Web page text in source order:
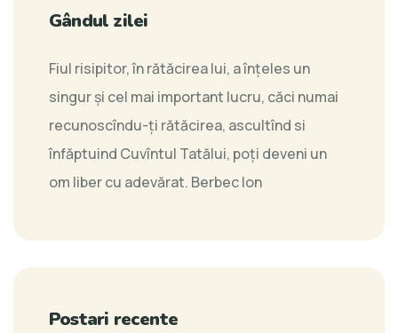
Gândul zilei
Fiul risipitor, în rătăcirea lui, a înțeles un
singur și cel mai important lucru, căci numai
recunoscîndu-ți rătăcirea, ascultînd si
înfăptuind Cuvîntul Tatălui, poți deveni un
om liber cu adevărat. Berbec Ion
Postari recente